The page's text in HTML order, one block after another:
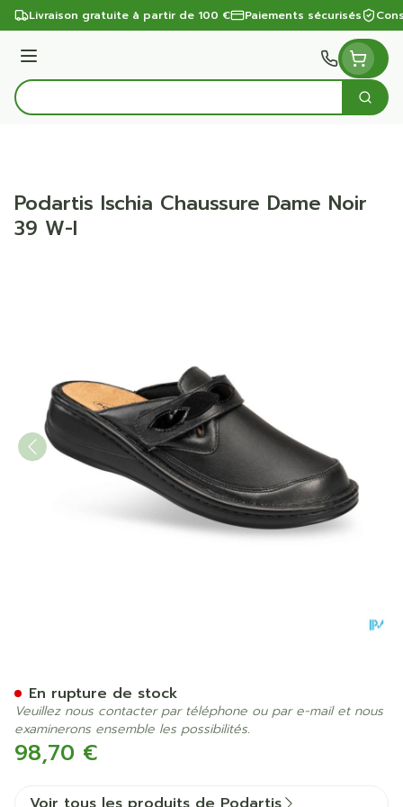
Aller au contenu
Livraison gratuite à partir de 100 € Paiements sécurisés
Menu
Rechercher
Podartis Ischia Chaussure Dame Noir
39 W-l
98,70 €
En rupture de stock
Veuillez nous contacter par téléphone ou par e-mail et nous
examinerons ensemble les possibilités.